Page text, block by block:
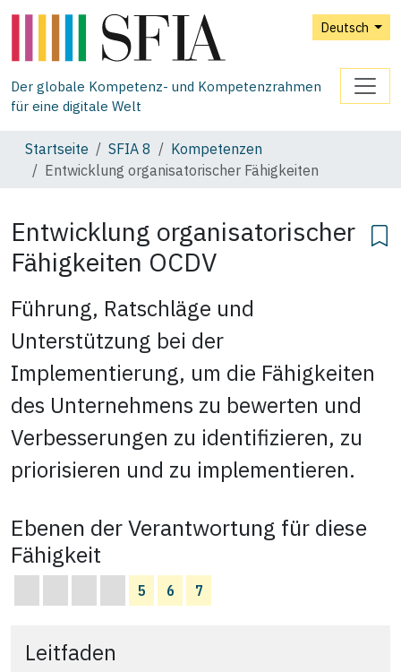
Deutsch
Der globale Kompetenz- und Kompetenzrahmen
für eine digitale Welt
Startseite SFIA 8
Kompetenzen
Entwicklung organisatorischer Fähigkeiten
Entwicklung organisatorischer
Fähigkeiten OCDV
Führung, Ratschläge und
Unterstützung bei der
Implementierung, um die Fähigkeiten
des Unternehmens zu bewerten und
Verbesserungen zu identifizieren, zu
priorisieren und zu implementieren.
Ebenen der Verantwortung für diese
Fähigkeit
5 6 7
Leitfaden